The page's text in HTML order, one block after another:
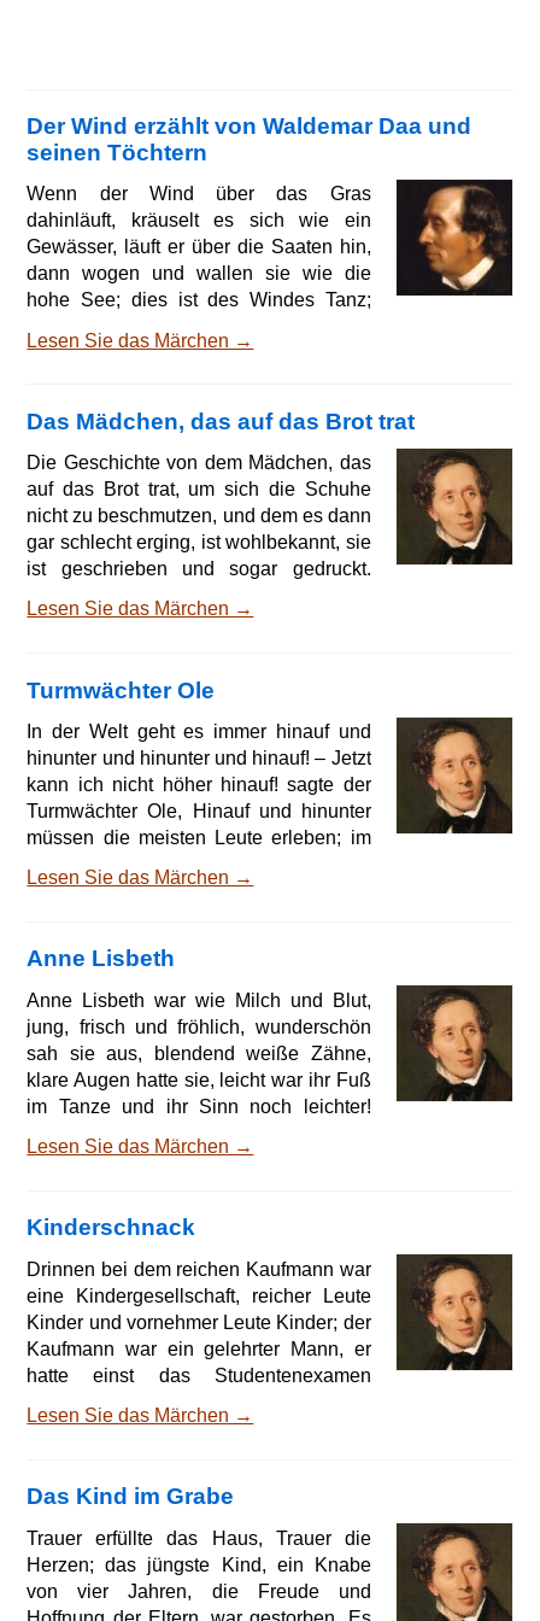
Der Wind erzählt von Waldemar Daa und
seinen Töchtern
Wenn der Wind über das Gras
dahinläuft, kräuselt es sich wie ein
Gewässer, läuft er über die Saaten hin,
dann wogen und wallen sie wie die
hohe See; dies ist des Windes Tanz;
auch, und wie singt er dann alles so
Wipfeln, durch die Schallöcher und
Ritzen und Sprünge der Mauer! Siehst
du, wie der Wind dort oben die Wolken
jagt, als seien sie eine verängstigte
Lämmerherde! Hörst
Lesen Sie das Märchen →
Das Mädchen, das auf das Brot trat
Die Geschichte von dem Mädchen, das
auf das Brot trat, um sich die Schuhe
nicht zu beschmutzen, und dem es dann
gar schlecht erging, ist wohlbekannt, sie
ist geschrieben und sogar gedruckt.
armes Kind, stolz und hochmütig; es
sie ihre Freude daran, Fliegen zu
fangen diesen die Flügel auszurupfen
und sie so in Kriechtiere zu verwandeln.
Später nahm sie den Maikäfer und den
Mistkäfer,
Lesen Sie das Märchen →
Turmwächter Ole
In der Welt geht es immer hinauf und
hinunter und hinunter und hinauf! – Jetzt
kann ich nicht höher hinauf! sagte der
Turmwächter Ole, Hinauf und hinunter
müssen die meisten Leute erleben; im
zuletzt Turmwächter, schauen das
Wächter, ein kurioser, gesprächiger
Kauz, der alles zu sagen schien und der
doch gar vieles in seinem ersten Sinn
tief im Herzen verbarg. Ja, er war guter
Leute Kind, es gab
Lesen Sie das Märchen →
Anne Lisbeth
Anne Lisbeth war wie Milch und Blut,
jung, frisch und fröhlich, wunderschön
sah sie aus, blendend weiße Zähne,
klare Augen hatte sie, leicht war ihr Fuß
im Tanze und ihr Sinn noch leichter!
häßlicher Bube! Nein, schön war er
kam ins gräfliche Schloß, saß dort im
Prunkzimmer, angetan mit Sammet und
Seide, kein Wind durfte sie anwehen,
niemand ihr ein hartes Wort sagen,
hätte ihr das doch Schaden
Lesen Sie das Märchen →
Kinderschnack
Drinnen bei dem reichen Kaufmann war
eine Kindergesellschaft, reicher Leute
Kinder und vornehmer Leute Kinder; der
Kaufmann war ein gelehrter Mann, er
hatte einst das Studentenexamen
Vater angehalten, der von Anfang an nur
hatte Geld gebracht, und die Gelder
hatte der Kaufmann zu mehren gewußt,
Klug war er, und Herz hatte er auch,
aber von seinem Herzen wurde weniger
gesprochen als von seinem
Lesen Sie das Märchen →
Das Kind im Grabe
Trauer erfüllte das Haus, Trauer die
Herzen; das jüngste Kind, ein Knabe
von vier Jahren, die Freude und